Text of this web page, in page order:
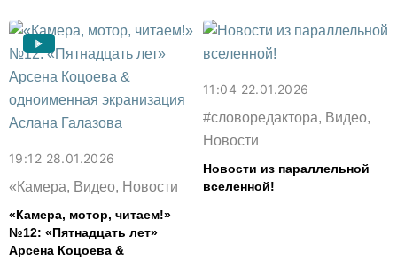
19:12 28.01.2026
«Камера, Видео, Новости
«Камера, мотор, читаем!»
№12: «Пятнадцать лет»
Арсена Коцоева &
11:04 22.01.2026
#словоредактора, Видео,
Новости
Новости из параллельной
вселенной!